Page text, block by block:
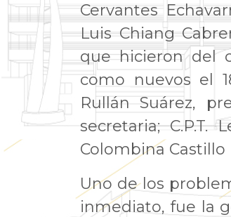
Cervantes
Luis Chiang
que hicieron del
como nuevos el
Rullán Suárez,
secretaria; C.P.T.
Colombina Castillo
Uno de los
inmediato, fue la